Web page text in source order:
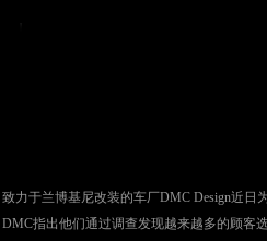
致力于兰博基尼改装的车厂DMC Design近日
DMC指出他们通过调查发现越来越多的顾客